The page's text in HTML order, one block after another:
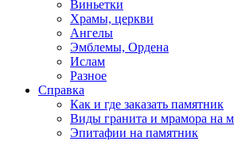
Виньетки
Храмы, церкви
Ангелы
Эмблемы, Ордена
Ислам
Разное
Справка
Как и где заказать памятник
Виды гранита и мрамора на
Эпитафии на памятник